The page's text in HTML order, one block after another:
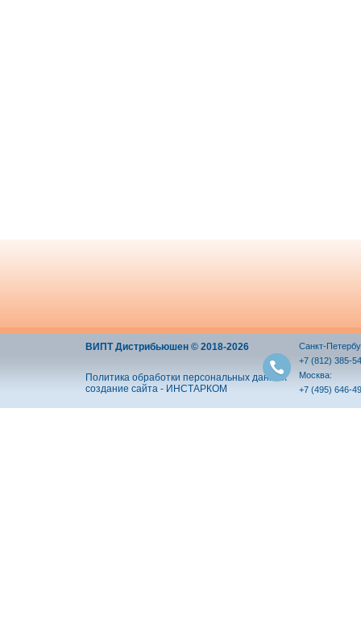
ВИПТ Дистрибьюшен © 2018-2026
Политика обработки персональных данных
создание сайта - ИНСТАРКОМ
Санкт-
+7 (812) 385-
Москва:
+7 (495) 646-